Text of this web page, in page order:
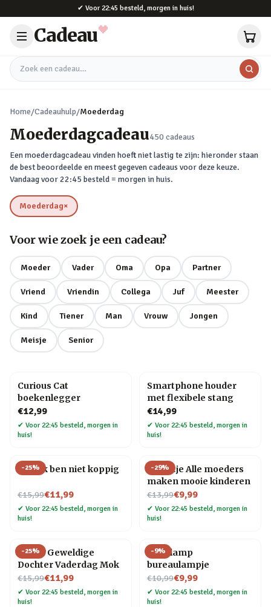
✔ Voor 22:45 besteld, morgen in huis!
Cadeau
Zoek een cadeau
Home/Cadeauhulp/Moederdag
Moederdagcadeau450 cadeaus
Een moederdagcadeau vinden hoeft niet lastig te zijn: hieronder staan
de best beoordeelde en meest gegeven cadeaus voor deze keuze.
Vandaag voor 22:45 besteld = morgen in huis.
Moederdag×
verwijderen
Voor wie zoek je een cadeau?
Moeder Vader Oma Opa Partner
Vriend Vriendin Collega Juf Meester
Kind Tiener Man Vrouw Jongen
Meisje Senior
Curious Cat
boekenlegger
€12,99
✔ Voor 22:45 besteld, morgen in
huis!
Smartphone houder
met flexibele stang
€14,99
✔ Voor 22:45 besteld, morgen in
huis!
-25%
Mok Ik ben niet koppig
€15,99
Nu voor€11,99
✔ Voor 22:45 besteld, morgen in
huis!
-29%
Tegeltje Alle moeders
maken mooie kinderen
€13,99
Nu voor€9,99
✔ Voor 22:45 besteld, morgen in
huis!
-25%
Meest Geweldige
Dochter Vaderdag Mok
€15,99
Nu voor€11,99
✔ Voor 22:45 besteld, morgen in
huis!
-9%
Gloeilamp
bureaulampje
€10,99
Nu voor€9,99
✔ Voor 22:45 besteld, morgen in
huis!